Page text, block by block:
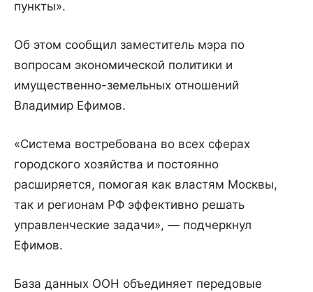
пункты».
Об этом сообщил заместитель мэра по
вопросам экономической политики и
имущественно-земельных отношений
Владимир Ефимов.
«Система востребована во всех сферах
городского хозяйства и постоянно
расширяется, помогая как властям Москвы,
так и регионам РФ эффективно решать
управленческие задачи», — подчеркнул
Ефимов.
База данных ООН объединяет передовые